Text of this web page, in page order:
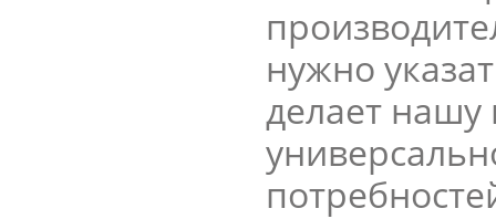
нужно
делает нашу